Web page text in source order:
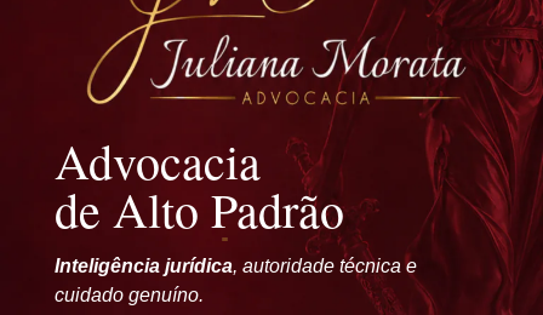
Advocacia
de Alto Padrão
Inteligência jurídica, autoridade técnica e
cuidado genuíno.